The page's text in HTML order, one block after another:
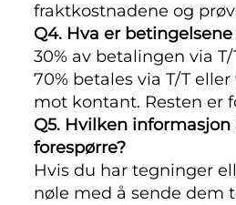
fraktkostnadene og
Q4. Hva er
30% av betalingen via
70% betales via T/T
mot kontant. Resten er
Q5. Hvilken
forespørre?
Hvis du har tegninger
nøle med å sende dem